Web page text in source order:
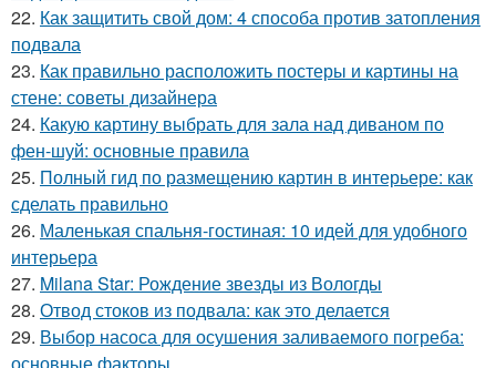
22. Как защитить свой дом: 4 способа против затопления
подвала
23. Как правильно расположить постеры и картины на
стене: советы дизайнера
24. Какую картину выбрать для зала над диваном по
фен-шуй: основные правила
25. Полный гид по размещению картин в интерьере: как
сделать правильно
26. Маленькая спальня-гостиная: 10 идей для удобного
интерьера
27. Milana Star: Рождение звезды из Вологды
28. Отвод стоков из подвала: как это делается
29. Выбор насоса для осушения заливаемого погреба: